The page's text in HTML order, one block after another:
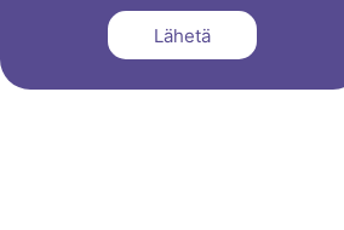
Lähetä